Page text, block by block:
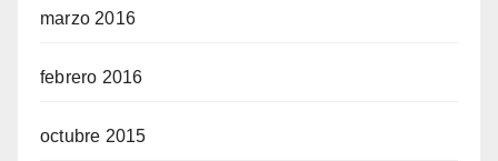
marzo 2016
febrero 2016
octubre 2015